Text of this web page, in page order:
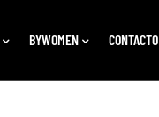
BYWOMEN CONTACTO